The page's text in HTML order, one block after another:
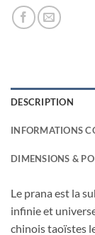
DESCRIPTION
INFORMATIONS
DIMENSIONS &
Le prana est la
infinie et
chinois taoïstes